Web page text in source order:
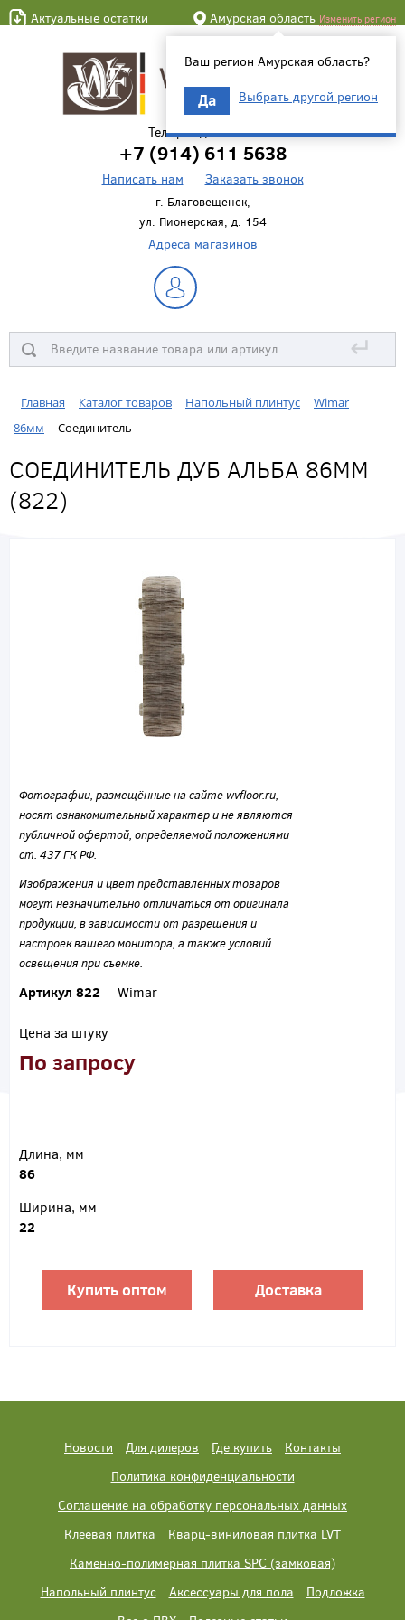
Актуальные остатки Амурская область Изменить регион
Ваш регион Амурская область?
Да Выбрать другой регион
Телефон для связи
+7 (914) 611 5638
Написать нам Заказать звонок
г. Благовещенск,
ул. Пионерская, д. 154
Адреса магазинов
↵
Главная Каталог товаров Напольный плинтус
Wimar
86мм
Соединитель
СОЕДИНИТЕЛЬ ДУБ АЛЬБА 86ММ
(822)
Фотографии, размещённые на сайте wvfloor.ru,
носят ознакомительный характер и не являются
публичной офертой, определяемой положениями
ст. 437 ГК РФ.
Изображения и цвет представленных товаров
могут незначительно отличаться от оригинала
продукции, в зависимости от разрешения и
настроек вашего монитора, а также условий
освещения при съемке.
Артикул 822 Wimar
Цена за штуку
По запросу
Длина, мм
86
Ширина, мм
22
Купить оптом Доставка
Новости Для дилеров Где купить
Контакты
Политика конфиденциальности
Соглашение на обработку персональных данных
Клеевая плитка
Кварц-виниловая плитка LVT
Каменно-полимерная плитка SPC (замковая)
Напольный плинтус
Аксессуары для пола
Подложка